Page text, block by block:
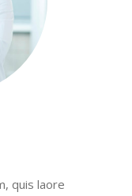
quis laore